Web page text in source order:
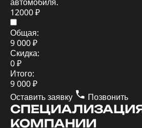
12000 ₽
Общая:
9 000 ₽
Скидка:
0 ₽
Итого:
9 000 ₽
Оставить заявку
Позвонить
КОМПАНИИ